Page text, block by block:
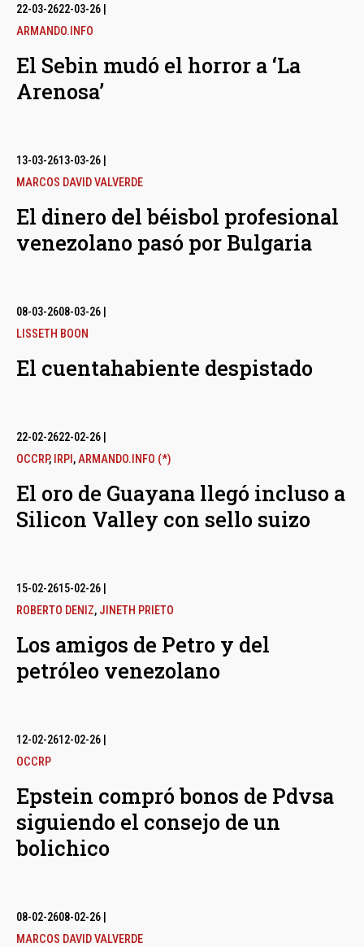
22-03-2622-03-26
ARMANDO.INFO
El Sebin mudó el horror a ‘La
Arenosa’
13-03-2613-03-26
MARCOS DAVID VALVERDE
El dinero del béisbol profesional
venezolano pasó por Bulgaria
08-03-2608-03-26
LISSETH BOON
El cuentahabiente despistado
22-02-2622-02-26
OCCRP, IRPI ,ARMANDO.INFO (*)
El oro de Guayana llegó incluso a
Silicon Valley con sello suizo
15-02-2615-02-26
ROBERTO DENIZ, JINETH PRIETO
Los amigos de Petro y del
petróleo venezolano
12-02-2612-02-26
OCCRP
Epstein compró bonos de Pdvsa
siguiendo el consejo de un
bolichico
08-02-2608-02-26
MARCOS DAVID VALVERDE